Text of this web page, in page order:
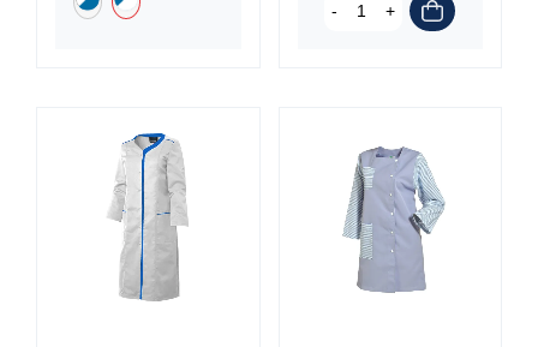
- +